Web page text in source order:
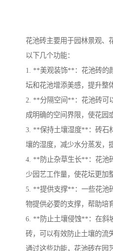
花池砖主要用于园林景观、
以下几个功能：
1. **美观装饰**：花池砖的
坛和花池增添美感，提升整
2. **分隔空间**：花池砖可
成明确的空间界限，使花园
3. **保持土壤湿度**：砖石
壤的湿度，减少水分蒸发，
4. **防止杂草生长**：花池
少园艺工作量，使花坛更加
5. **提供支撑**：一些花池
物提供必要的支撑，帮助培
6. **防止土壤侵蚀**：在斜
砖，可以有效防止土壤的流
通过这些功能，花池砖在园